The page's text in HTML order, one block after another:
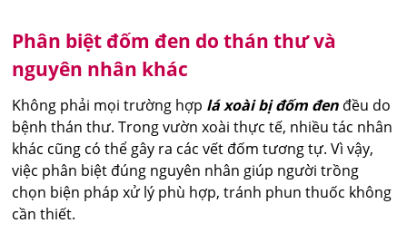
Phân biệt đốm đen do thán thư và
nguyên nhân khác
Không phải mọi trường hợp lá xoài bị đốm đen đều do
bệnh thán thư. Trong vườn xoài thực tế, nhiều tác nhân
khác cũng có thể gây ra các vết đốm tương tự. Vì vậy,
việc phân biệt đúng nguyên nhân giúp người trồng
chọn biện pháp xử lý phù hợp, tránh phun thuốc không
cần thiết.